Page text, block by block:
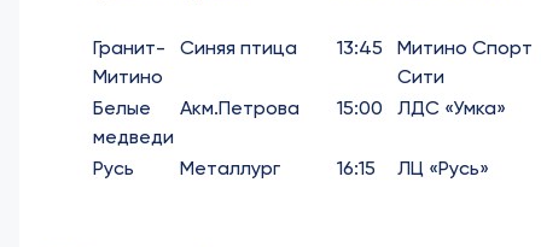
Гранит-
Митино
Синяя птица 13:45
Митино Спорт
Сити
Белые
медведи
Акм.Петрова 15:00 ЛДС «Умка»
Русь Металлург 16:15 ЛЦ «Русь»